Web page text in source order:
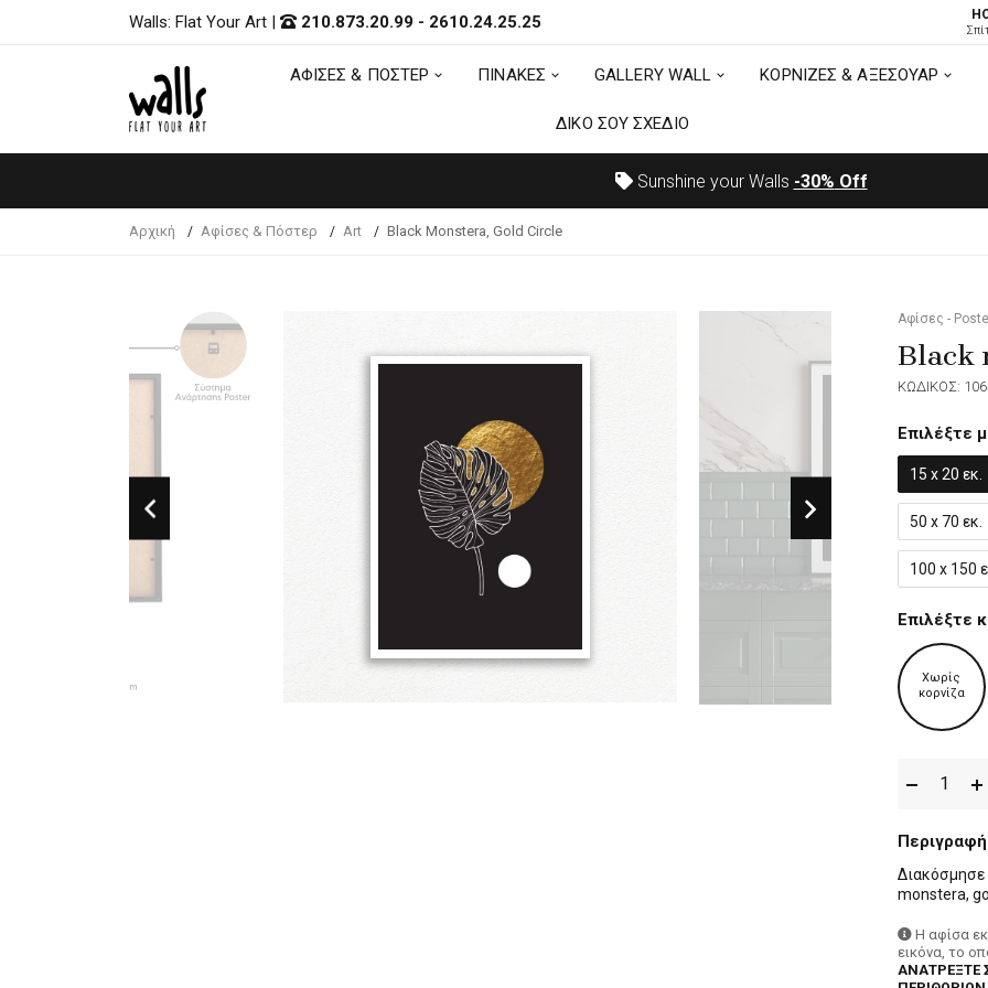
ΑΦΙΣΕΣ & ΠΟΣΤΕΡ ΠΙΝΑΚΕΣ
ΔΙΚΟ ΣΟΥ ΣΧΕΔΙΟ
Walls: Flat Your Art | 210.873.20.99 - 2610.24.25.25
ΑΦΙΣΕΣ & ΠΟΣΤΕΡ ΠΙΝΑΚΕΣ GALLERY WALL ΚΟΡΝΙΖΕΣ & ΑΞΕΣΟΥΑΡ
ΔΙΚΟ ΣΟΥ ΣΧΕΔΙΟ
Sunshine your Walls -30% Off
Αρχική Αφίσες & Πόστερ Art Black Monstera, Gold Circle
Αφίσες -
Black
ΚΩΔΙΚΟΣ:
Επιλέξτε
15 x 20 εκ.
50 x 70 εκ.
100 x 150
Επιλέξτε
Χωρίς
κορνίζα
Περιγραφή
Διακόσμησε
monstera,
Η αφίσα
εικόνα, το
ΑΝΑΤΡΕΞΤΕ